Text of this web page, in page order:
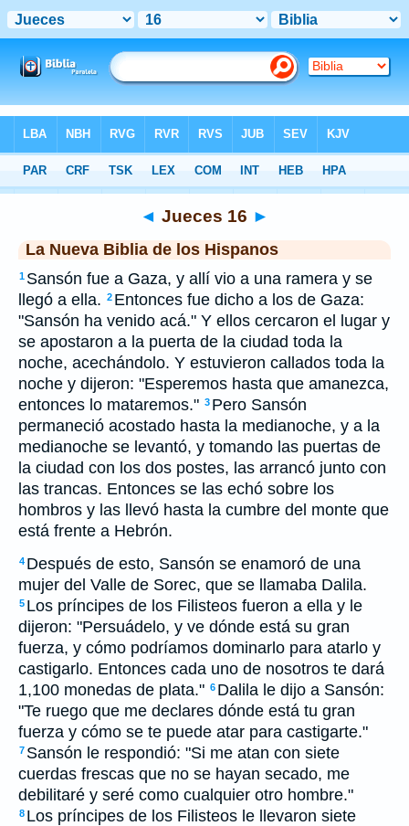
>NBLH > Jueces 16
◄ Jueces 16 ►
La Nueva Biblia de los Hispanos
1 Sansón fue a Gaza, y allí vio a una ramera y se
llegó a ella. 2 Entonces fue dicho a los de Gaza:
"Sansón ha venido acá." Y ellos cercaron el lugar y
se apostaron a la puerta de la ciudad toda la
noche, acechándolo. Y estuvieron callados toda la
noche y dijeron: "Esperemos hasta que amanezca,
entonces lo mataremos." 3 Pero Sansón
permaneció acostado hasta la medianoche, y a la
medianoche se levantó, y tomando las puertas de
la ciudad con los dos postes, las arrancó junto con
las trancas. Entonces se las echó sobre los
hombros y las llevó hasta la cumbre del monte que
está frente a Hebrón.
4 Después de esto, Sansón se enamoró de una
mujer del Valle de Sorec, que se llamaba Dalila.
5 Los príncipes de los Filisteos fueron a ella y le
dijeron: "Persuádelo, y ve dónde está su gran
fuerza, y cómo podríamos dominarlo para atarlo y
castigarlo. Entonces cada uno de nosotros te dará
1,100 monedas de plata." 6 Dalila le dijo a Sansón:
"Te ruego que me declares dónde está tu gran
fuerza y cómo se te puede atar para castigarte."
7 Sansón le respondió: "Si me atan con siete
cuerdas frescas que no se hayan secado, me
debilitaré y seré como cualquier otro hombre."
8 Los príncipes de los Filisteos le llevaron siete